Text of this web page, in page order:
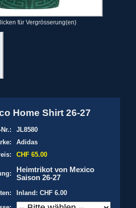
für Vergrösserung(en)
Home Shirt 26-27
JL8580
Adidas
CHF 65.00
Heimtrikot von Mexico
Saison 26-27
Inland: CHF 6.00